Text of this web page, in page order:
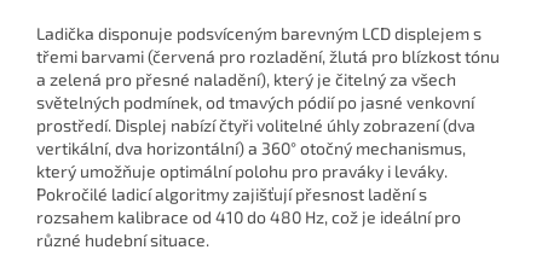
Ladička disponuje podsvíceným barevným LCD displejem s
třemi barvami (červená pro rozladění, žlutá pro blízkost tónu
a zelená pro přesné naladění), který je čitelný za všech
světelných podmínek, od tmavých pódií po jasné venkovní
prostředí. Displej nabízí čtyři volitelné úhly zobrazení (dva
vertikální, dva horizontální) a 360° otočný mechanismus,
který umožňuje optimální polohu pro praváky i leváky.
Pokročilé ladicí algoritmy zajišťují přesnost ladění s
rozsahem kalibrace od 410 do 480 Hz, což je ideální pro
různé hudební situace.